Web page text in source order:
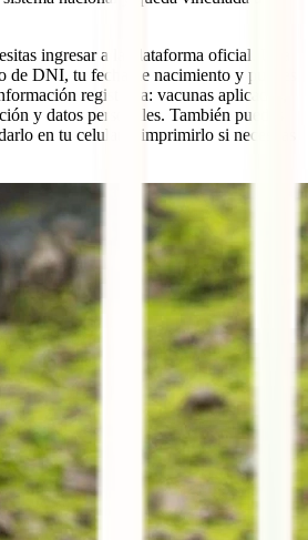
ingresar a la plataforma oficial. Una
de DNI, tu fecha de nacimiento y puedes
registrada: vacunas aplicadas,
y datos personales. También puedes
en tu celular o imprimirlo si necesitas